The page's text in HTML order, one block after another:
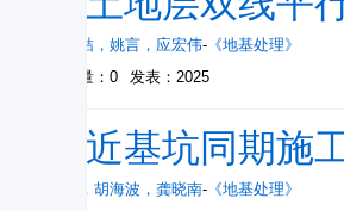
张昌桔 ， 姚言 ， 应宏伟- 《地基处理》
被引量：0
发表：2025
邻近基坑同期施
， 胡海波 ， 龚晓南- 《地基处理》